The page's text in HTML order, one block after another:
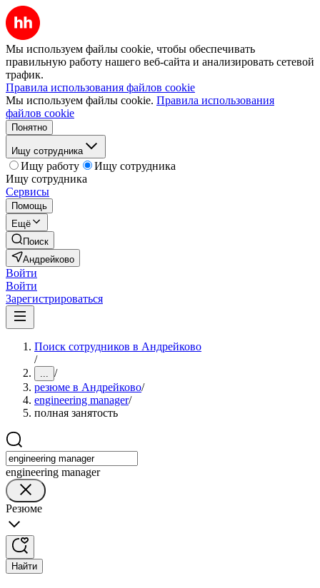
Мы используем файлы cookie, чтобы обеспечивать
правильную работу нашего веб-сайта и анализировать сетевой
трафик.
Правила использования файлов cookie
Мы используем файлы cookie. Правила использования
файлов cookie
Понятно
Ищу сотрудника
Ищу работу
Ищу сотрудника
Ищу сотрудника
Сервисы
Помощь
Ещё
Поиск
Андрейково
Войти
Войти
Зарегистрироваться
Поиск сотрудников в Андрейково
/
... /
резюме в Андрейково/
engineering manager/
полная занятость
engineering manager
Резюме
Найти